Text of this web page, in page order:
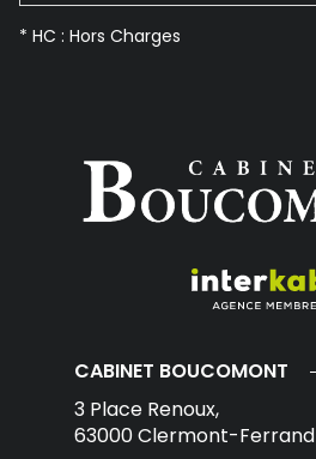
* HC : Hors Charges
CABINET BOUCOMONT
3 Place Renoux,
63000Clermont-Ferrand